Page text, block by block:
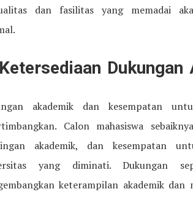
dan fasilitas yang memadai
akademik dan kesempatan
Calon mahasiswa
akademik, dan kesempatan
yang diminati. Dukungan
keterampilan akademik